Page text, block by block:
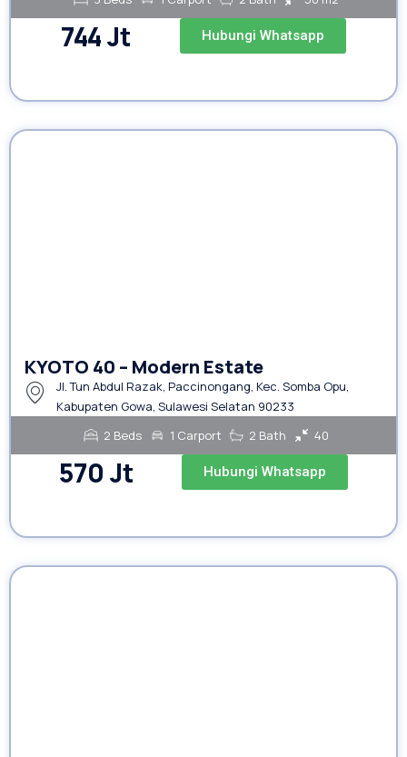
744 Jt Hubungi Whatsapp
KYOTO 40 – Modern Estate
Jl. Tun Abdul Razak, Paccinongang, Kec. Somba Opu,
Kabupaten Gowa, Sulawesi Selatan 90233
2 Beds
1 Carport 2 Bath 40
570 Jt Hubungi Whatsapp